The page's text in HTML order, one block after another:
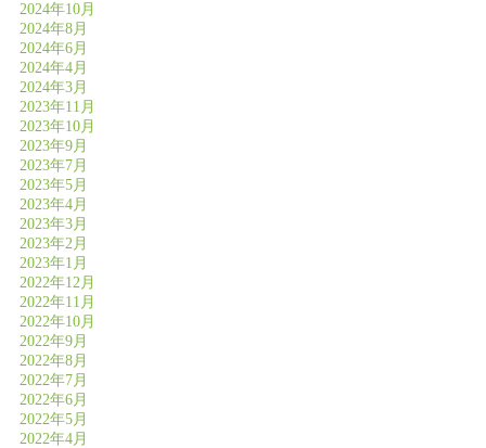
2024年10月
2024年8月
2024年6月
2024年4月
2024年3月
2023年11月
2023年10月
2023年9月
2023年7月
2023年5月
2023年4月
2023年3月
2023年2月
2023年1月
2022年12月
2022年11月
2022年10月
2022年9月
2022年8月
2022年7月
2022年6月
2022年5月
2022年4月